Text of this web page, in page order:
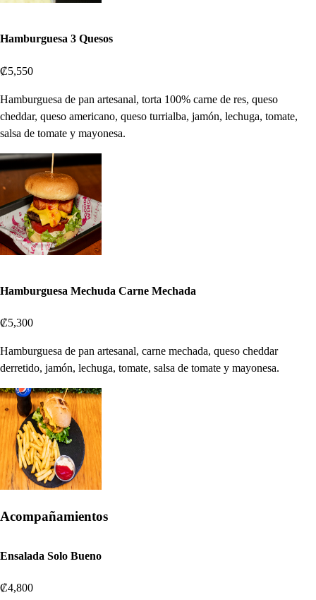
Hamburguesa 3 Quesos
₡5,550
Hamburguesa de pan artesanal, torta 100% carne de res, queso
cheddar, queso americano, queso turrialba, jamón, lechuga, tomate,
salsa de tomate y mayonesa.
Hamburguesa Mechuda Carne Mechada
₡5,300
Hamburguesa de pan artesanal, carne mechada, queso cheddar
derretido, jamón, lechuga, tomate, salsa de tomate y mayonesa.
Acompañamientos
Ensalada Solo Bueno
₡4,800